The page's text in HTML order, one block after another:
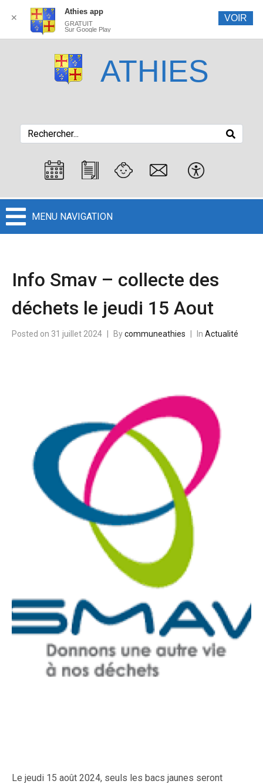
ATHIES
MENU NAVIGATION
Info Smav – collecte des
déchets le jeudi 15 Aout
Posted on 31 juillet 2024 Bycommuneathies In Actualité
Le jeudi 15 août 2024, seuls les bacs jaunes seront
✕
Athies app
GRATUIT
Sur Google Play
VOIR